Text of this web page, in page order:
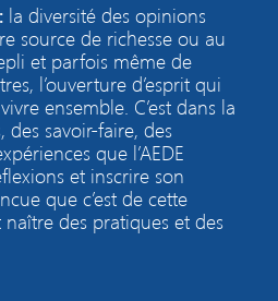
la diversité des opinions
source de richesse ou au
et parfois même de
l’ouverture d’esprit qui
ensemble. C’est dans la
savoir-faire, des
que l’AEDE
et inscrire son
que c’est de cette
des pratiques et des